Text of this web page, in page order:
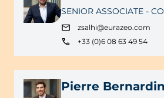
SENIOR ASSOCIATE -
zsalhi@eurazeo.com
+33 (0)6 08 63 49 54
Pierre Bernardin